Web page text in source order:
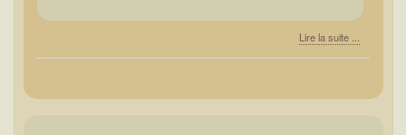
Lire la suite ...